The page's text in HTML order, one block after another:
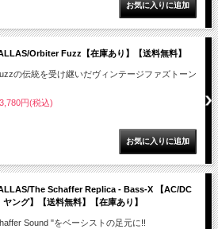
Orbiter Fuzz【在庫あり】【送料無料】
の伝統を受け継いだヴィンテージファズトーン
円(税込)
The Schaffer Replica - Bass-X 【AC/DC
ヤング】【送料無料】【在庫あり】
Sound "をベーシストの足元に!!